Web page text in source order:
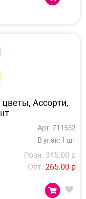
Ассорти,
Арт: 711552
В упак: 1 шт
Розн. 345.00 р
Опт. 265.00 р